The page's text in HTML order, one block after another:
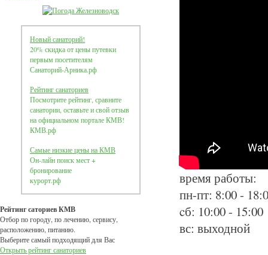
Новый санаторий!
20% скидка от цены путевки
первым посетителям
Санаторий-Арника.рф
Рейтинг санаториев
Посмотрите рейтинг, сравните
санатории, оставьте и свой отзыв
на официальном портале КМВ!
КМВ.рф
Самые низкие цены на КМВ
Он-лайн поиск мест +
бронирование
курорт.рф
Рейтинг саториев КМВ
Отбор по городу, по лечению, сервису,
расположению, питанию.
Выберите самый подходящий для Вас
Открыть рейтинг санаториев
время работы:
пн-пт: 8:00 -
cб: 10:00 - 15:00
вс: выходной